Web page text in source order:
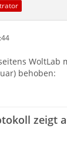
WoltLab
behoben:
zeigt